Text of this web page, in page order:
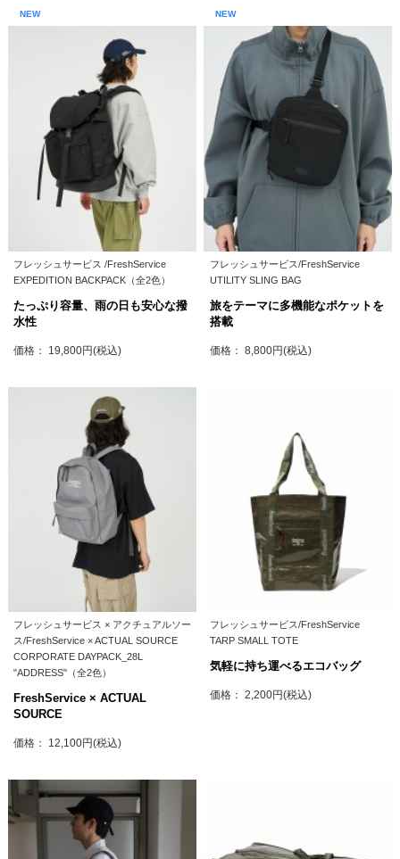
NEW
フレッシュサービス /FreshService
EXPEDITION BACKPACK（全2色）
たっぷり容量、雨の日も安心な撥
水性
価格： 19,800円(税込)
NEW
フレッシュサービス/FreshService
UTILITY SLING BAG
旅をテーマに多機能なポケットを
搭載
価格： 8,800円(税込)
フレッシュサービス × アクチュアルソー
ス/FreshService × ACTUAL SOURCE
CORPORATE DAYPACK_28L
"ADDRESS"（全2色）
FreshService × ACTUAL
SOURCE
価格： 12,100円(税込)
フレッシュサービス/FreshService
TARP SMALL TOTE
気軽に持ち運べるエコバッグ
価格： 2,200円(税込)